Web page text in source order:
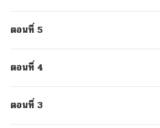
ตอนที่ 5
ตอนที่ 4
ตอนที่ 3